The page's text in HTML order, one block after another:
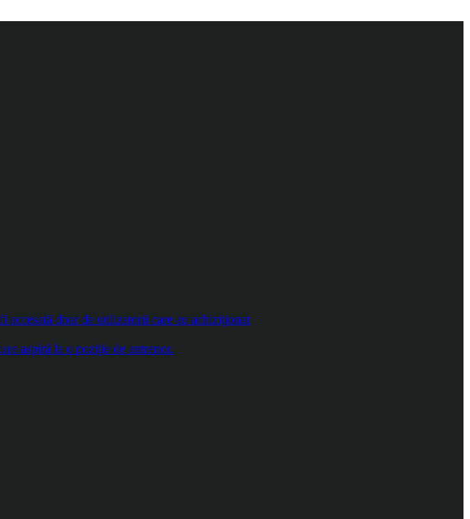
accesată doar de utilizatorii care au achiziționat
aspiră la o poziție de antrenor.